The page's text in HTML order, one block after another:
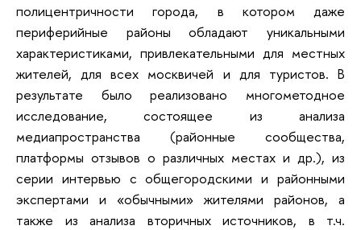
полицентричности города, в котором даже
периферийные районы обладают уникальными
характеристиками, привлекательными для местных
жителей, для всех москвичей и для туристов. В
результате было реализовано многометодное
исследование, состоящее из анализа
медиапространства (районные сообщества,
платформы отзывов о различных местах и др.), из
серии интервью с общегородскими и районными
экспертами и «обычными» жителями районов, а
также из анализа вторичных источников, в т.ч.